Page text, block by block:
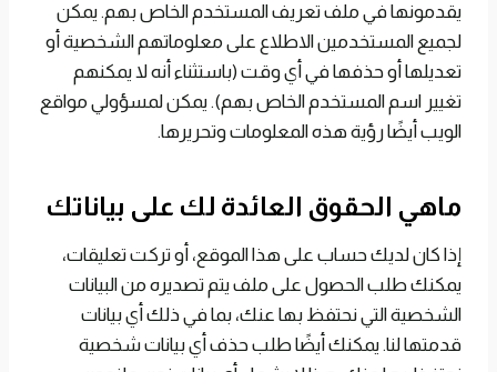
يقدمونها في ملف تعريف المستخدم الخاص بهم. يمكن
لجميع المستخدمين الاطلاع على معلوماتهم الشخصية أو
تعديلها أو حذفها في أي وقت (باستثناء أنه لا يمكنهم
تغيير اسم المستخدم الخاص بهم). يمكن لمسؤولي مواقع
الويب أيضًا رؤية هذه المعلومات وتحريرها.
ماهي الحقوق العائدة لك على بياناتك
إذا كان لديك حساب على هذا الموقع، أو تركت تعليقات،
يمكنك طلب الحصول على ملف يتم تصديره من البيانات
الشخصية التي نحتفظ بها عنك، بما في ذلك أي بيانات
قدمتها لنا. يمكنك أيضًا طلب حذف أي بيانات شخصية